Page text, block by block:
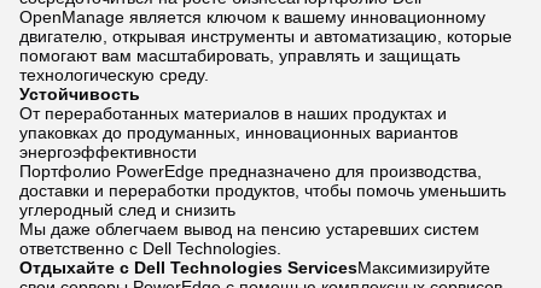
OpenManage является ключом к вашему инновационному
двигателю, открывая инструменты и автоматизацию, которые
помогают вам масштабировать, управлять и защищать
технологическую среду.
Устойчивость
От переработанных материалов в наших продуктах и
упаковках до продуманных, инновационных вариантов
энергоэффективности
Портфолио PowerEdge предназначено для производства,
доставки и переработки продуктов, чтобы помочь уменьшить
углеродный след и снизить
Мы даже облегчаем вывод на пенсию устаревших систем
ответственно с Dell Technologies.
Отдыхайте с Dell Technologies ServicesМаксимизируйте